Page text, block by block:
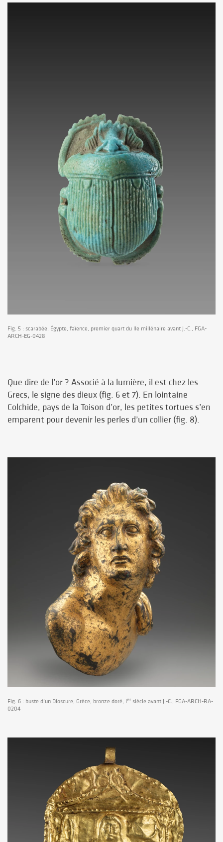
Fig. 5 : scarabée, Égypte, faïence, premier quart du IIe millénaire avant J.-C., FGA-
ARCH-EG-0428
Que dire de l’or ? Associé à la lumière, il est chez les
Grecs, le signe des dieux (fig. 6 et 7). En lointaine
Colchide, pays de la Toison d’or, les petites tortues s’en
emparent pour devenir les perles d’un collier (fig. 8).
Fig. 6 : buste d’un Dioscure, Grèce, bronze doré, Ier siècle avant J.-C., FGA-ARCH-RA-
0204